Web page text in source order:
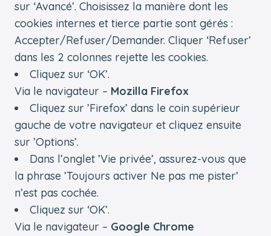
sur ‘Avancé’. Choisissez la manière dont les
cookies internes et tierce partie sont gérés :
Accepter/Refuser/Demander. Cliquer ‘Refuser’
dans les 2 colonnes rejette les cookies.
Cliquez sur ‘OK’.
Via le navigateur – Mozilla Firefox
Cliquez sur ’Firefox’ dans le coin supérieur
gauche de votre navigateur et cliquez ensuite
sur ’Options’.
Dans l’onglet ’Vie privée’, assurez-vous que
la phrase ’Toujours activer Ne pas me pister’
n’est pas cochée.
Cliquez sur ‘OK’.
Via le navigateur – Google Chrome